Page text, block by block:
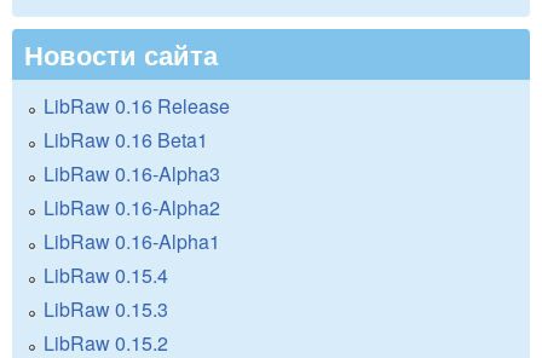
Новости сайта
LibRaw 0.16 Release
LibRaw 0.16 Beta1
LibRaw 0.16-Alpha3
LibRaw 0.16-Alpha2
LibRaw 0.16-Alpha1
LibRaw 0.15.4
LibRaw 0.15.3
LibRaw 0.15.2